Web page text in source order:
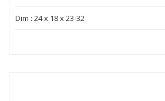
Dim : 24 x 18 x 23-32